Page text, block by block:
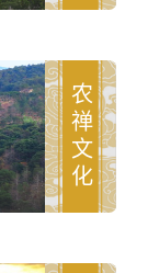
农禅文化